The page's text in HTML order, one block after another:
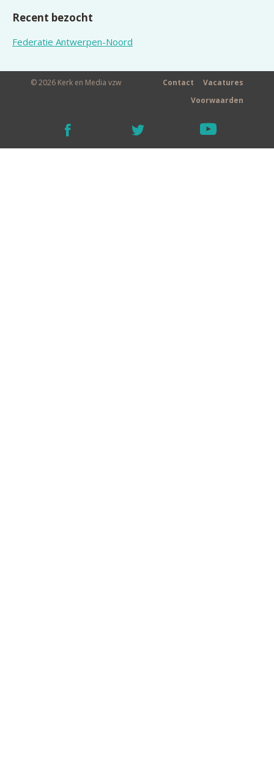
Recent bezocht
Federatie Antwerpen-Noord
© 2026 Kerk en Media vzw Vacatures
Contact
Voorwaarden